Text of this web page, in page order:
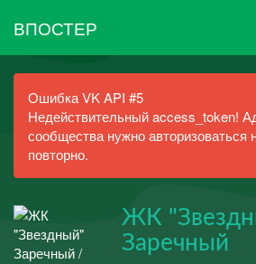
ВПОСТЕР
Ошибка VK API #5
Недействительный access_token!
сообщества нужно авторизоваться
повторно.
ЖК
Заречный